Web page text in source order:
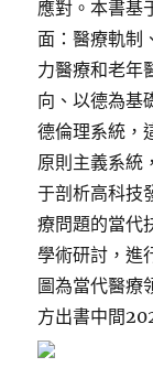
應對。本書基
面：醫療軌制
力醫療和老年
向、以德為基
德倫理系統，
原則主義系統
于剖析高科技
療問題的當代
學術研討，進
圖為當代醫療
方出書中間